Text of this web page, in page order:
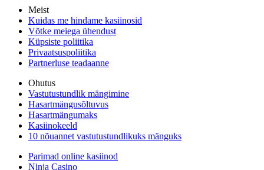
Meist
Kuidas me hindame kasiinosid
Võtke meiega ühendust
Küpsiste poliitika
Privaatsuspoliitika
Partnerluse teadaanne
Ohutus
Vastutustundlik mängimine
Hasartmängusõltuvus
Hasartmängumaks
Kasiinokeeld
10 nõuannet vastutustundlikuks mänguks
Parimad online kasiinod
Ninja Casino